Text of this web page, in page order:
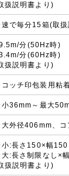
扱説明書より)
速で毎分15箱(取
分(50Hz時)
分(60Hz時)
扱説明書より)
コッチ印包装用粘
小36mm～最大
大外径406mm、
小:長さ150×幅
大:長さ制限なし×
扱説明書より)